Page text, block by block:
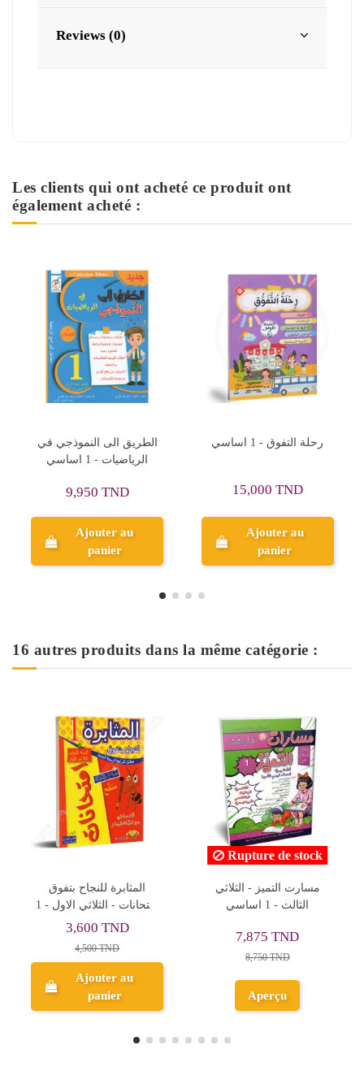
Reviews (0)
Les clients qui ont acheté ce produit ont
également acheté :
رحلة التفوق - 1 اساسي
au
زينب تستعد للمناظرة في
الرياضيات - كامل السنة - 1
Ajouter au
- اتميز
16 autres produits dans la même catégorie :
مسارت التميز -
الثالث - 1 اساسي
Aperçu
Rupture de stock
خطوة بخطوة نحو التالق -
الثلاثي الثاني - 1 اساسي
التفوق -